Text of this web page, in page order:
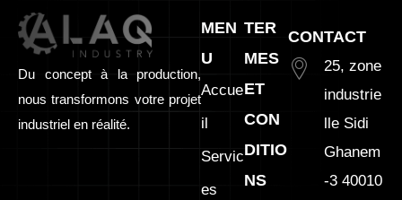
Du concept à la production,
nous transformons votre projet
industriel en réalité.
MEN
U
Accue
il
Servic
es
TER
MES
ET
CON
DITIO
NS
CONTACT
25, zone
industrie
lle Sidi
Ghanem
-3 40010